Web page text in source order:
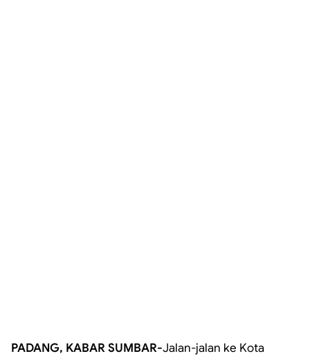
PADANG, KABAR SUMBAR-Jalan-jalan ke Kota